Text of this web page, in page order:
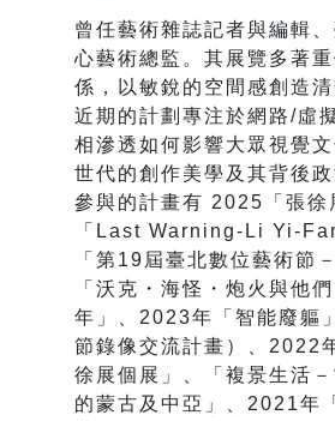
曾任藝術雜誌記者與編輯
心藝術總監。其展覽多著
係，以敏銳的空間感創造清
近期的計劃專注於網路/虛
相滲透如何影響大眾視覺
世代的創作美學及其背後政
參與的計畫有 2025「張徐
「Last Warning-Li Yi-
「第19屆臺北數位藝術節
「沃克・海怪・炮火與他們
年」、 2023年「智能廢軀
節錄像交流計畫）、2022
徐展個展」、「複景生活
的蒙古及中亞」、2021年